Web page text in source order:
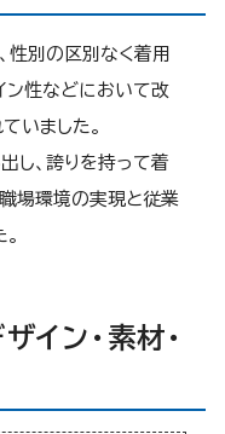
別の区別なく着用
ン性などにおいて改
いました。
し、誇りを持って着
職場環境の実現と従業
イン・素材・